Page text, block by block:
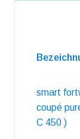
smart
coupé
C 450 )